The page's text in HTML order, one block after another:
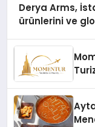
Derya Arms,
ürünlerini ve